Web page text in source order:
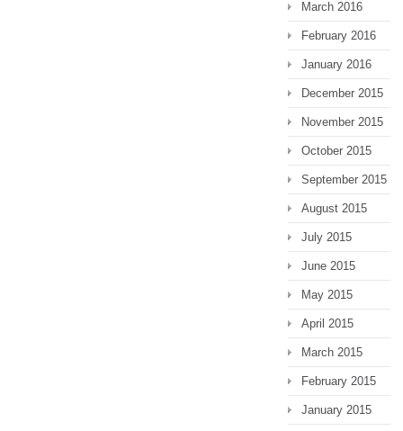
March 2016
February 2016
January 2016
December 2015
November 2015
October 2015
September 2015
August 2015
July 2015
June 2015
May 2015
April 2015
March 2015
February 2015
January 2015